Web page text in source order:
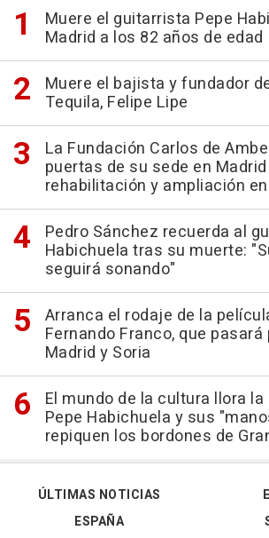
Muere el guitarrista Pepe
Madrid a los 82 años de edad
Muere el bajista y fundador
Tequila, Felipe Lipe
La Fundación Carlos de
puertas de su sede en
rehabilitación y ampliación
Pedro Sánchez recuerda al
Habichuela tras su muerte:
seguirá sonando"
Arranca el rodaje de la
Fernando Franco, que pasará
Madrid y Soria
El mundo de la cultura llora
Pepe Habichuela y sus
repiquen los bordones de
ÚLTIMAS NOTICIAS
ESPAÑA